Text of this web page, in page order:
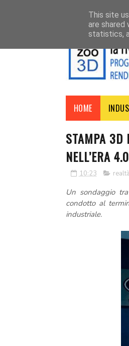
CONTATTI
HOME
STAMPA 3D
NELL’ERA 4.0
10:23
Un sondaggio
condotto al
industriale.
This site
are shared
statistics,